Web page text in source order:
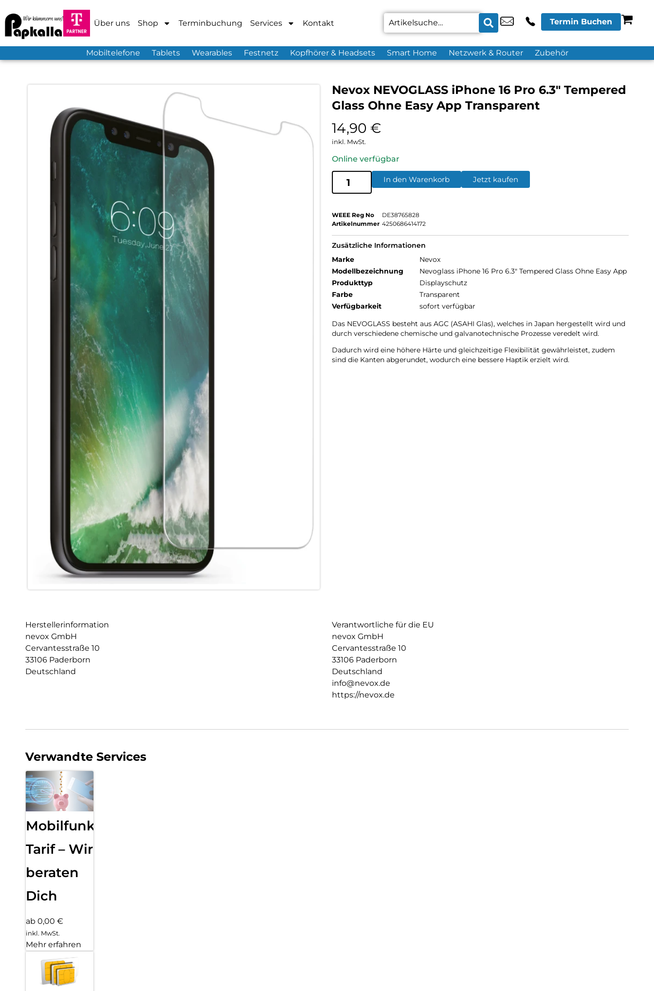
Über uns Shop Terminbuchung Services Kontakt Termin Buchen
Mobiltelefone Tablets Wearables Festnetz Kopfhörer & Headsets Smart Home Netzwerk & Router Zubehör
Nevox NEVOGLASS iPhone 16 Pro 6.3″ Tempered
Glass Ohne Easy App Transparent
14,90 €
inkl. MwSt.
Online verfügbar
In den Warenkorb Jetzt kaufen
WEEE Reg No
DE38765828
Artikelnummer 4250686414172
Zusätzliche Informationen
Marke
Nevox
Modellbezeichnung
Nevoglass iPhone 16 Pro 6.3" Tempered Glass Ohne Easy App
Produkttyp
Displayschutz
Farbe
Transparent
Verfügbarkeit
sofort verfügbar
Das NEVOGLASS besteht aus AGC (ASAHI Glas), welches in Japan hergestellt wird und
durch verschiedene chemische und galvanotechnische Prozesse veredelt wird.
Dadurch wird eine höhere Härte und gleichzeitige Flexibilität gewährleistet, zudem
sind die Kanten abgerundet, wodurch eine bessere Haptik erzielt wird.
Herstellerinformation
nevox GmbH
Cervantesstraße 10
33106 Paderborn
Deutschland
Verantwortliche für die EU
nevox GmbH
Cervantesstraße 10
33106 Paderborn
Deutschland
info@nevox.de
https://nevox.de
Verwandte Services
Mobilfunk
Tarif – Wir
beraten
Dich
ab 0,00 €
inkl. MwSt.
Mehr erfahren